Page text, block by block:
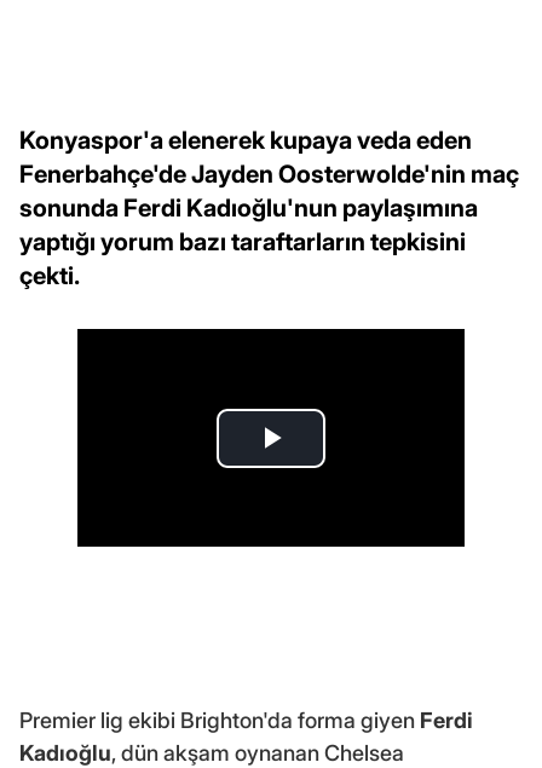
Konyaspor'a elenerek kupaya veda eden
Fenerbahçe'de Jayden Oosterwolde'nin maç
sonunda Ferdi Kadıoğlu'nun paylaşımına
yaptığı yorum bazı taraftarların tepkisini
çekti.
Premier lig ekibi Brighton'da forma giyen Ferdi
Kadıoğlu, dün akşam oynanan Chelsea